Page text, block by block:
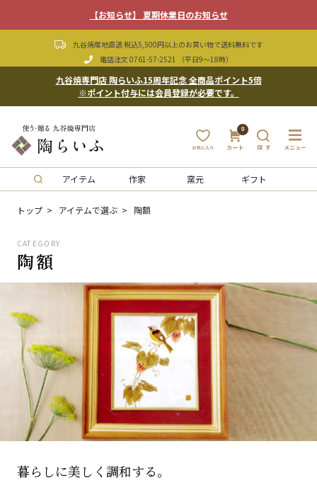
【お知らせ】 夏期休業日のお知らせ
九谷焼産地直送 税込5,500円以上のお買い物で送料無料です
電話注文 0761-57-2521 （平日9〜18時）
九谷焼専門店 陶らいふ15周年記念 全商品ポイント5倍
※ポイント付与には会員登録が必要です。
0
アイテム 作家 窯元 ギフト
トップ アイテムで選ぶ 陶額
CATEGORY
陶額
暮らしに美しく調和する。